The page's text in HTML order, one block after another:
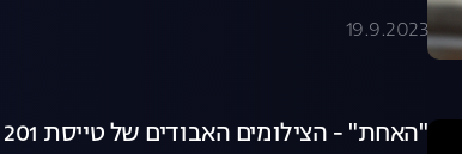
19.9.2023
"האחת" - הצילומים האבודים של טייסת 201